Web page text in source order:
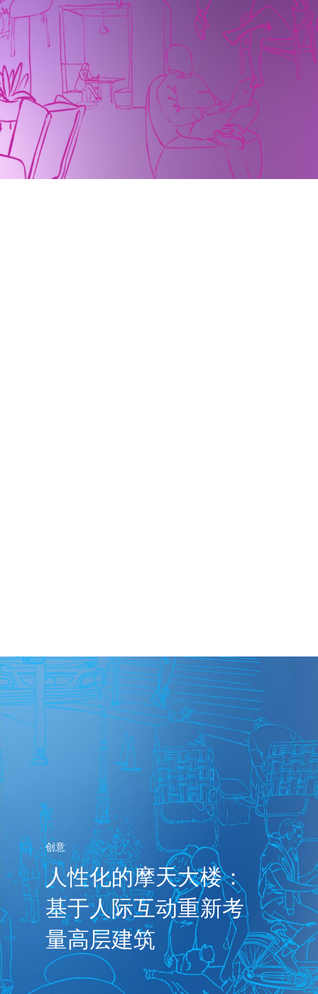
创意
人性化的摩天大楼：
基于人际互动重新考
量高层建筑